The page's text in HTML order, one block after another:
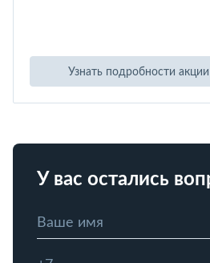
Узнать подробности акции
У вас остались